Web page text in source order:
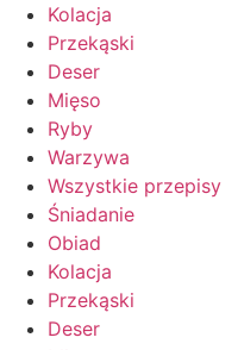
Kolacja
Przekąski
Deser
Mięso
Ryby
Warzywa
Wszystkie przepisy
Śniadanie
Obiad
Kolacja
Przekąski
Deser